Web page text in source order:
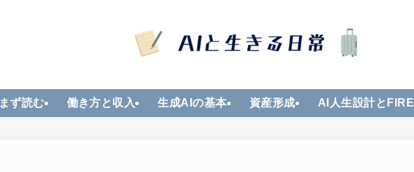
まず読む 働き方と収入 生成AIの基本 資産形成 AI人生設計とFIRE